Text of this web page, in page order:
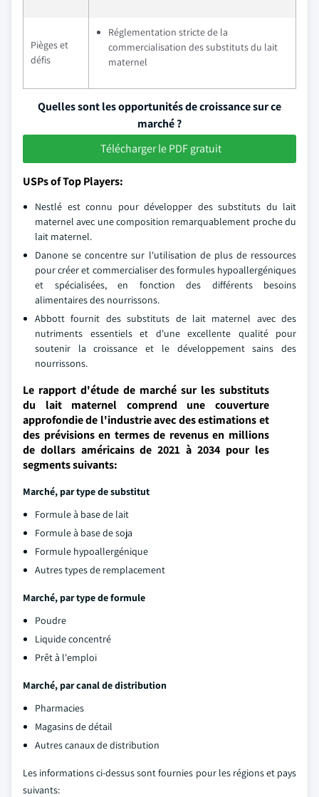
Pièges et
défis
Réglementation stricte de la
commercialisation des substituts du lait
maternel
Quelles sont les opportunités de croissance sur ce
marché ?
Télécharger le PDF gratuit
USPs of Top Players:
Nestlé est connu pour développer des substituts du lait
maternel avec une composition remarquablement proche du
lait maternel.
Danone se concentre sur l'utilisation de plus de ressources
pour créer et commercialiser des formules hypoallergéniques
et spécialisées, en fonction des différents besoins
alimentaires des nourrissons.
Abbott fournit des substituts de lait maternel avec des
nutriments essentiels et d'une excellente qualité pour
soutenir la croissance et le développement sains des
nourrissons.
Le rapport d'étude de marché sur les substituts
du lait maternel comprend une couverture
approfondie de l'industrie avec des estimations et
des prévisions en termes de revenus en millions
de dollars américains de 2021 à 2034 pour les
segments suivants:
Marché, par type de substitut
Formule à base de lait
Formule à base de soja
Formule hypoallergénique
Autres types de remplacement
Marché, par type de formule
Poudre
Liquide concentré
Prêt à l'emploi
Marché, par canal de distribution
Pharmacies
Magasins de détail
Autres canaux de distribution
Les informations ci-dessus sont fournies pour les régions et pays
suivants: